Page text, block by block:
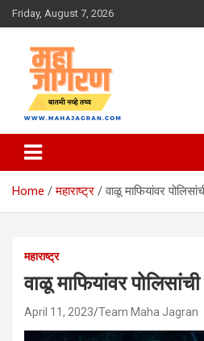
Skip
to
Friday, August 7, 2026
महा जागरण
Home महाराष्ट्र वाळू माफियांवर
महाराष्ट्र
वाळू माफियांवर
April 11, 2023 Team Maha Jagran